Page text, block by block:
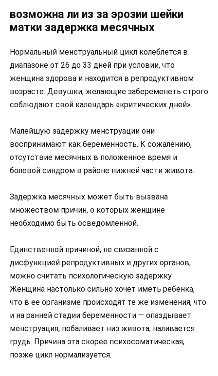
возможна ли из за эрозии шейки
матки задержка месячных
Нормальный менструальный цикл колеблется в
диапазоне от 26 до 33 дней при условии, что
женщина здорова и находится в репродуктивном
возрасте. Девушки, желающие забеременеть строго
соблюдают свой календарь «критических дней».
Малейшую задержку менструации они
воспринимают как беременность. К сожалению,
отсутствие месячных в положенное время и
болевой синдром в районе нижней части живота.
Задержка месячных может быть вызвана
множеством причин, о которых женщине
необходимо быть осведомленной.
Единственной причиной, не связанной с
дисфункцией репродуктивных и других органов,
можно считать психологическую задержку.
Женщина настолько сильно хочет иметь ребенка,
что в ее организме происходят те же изменения, что
и на ранней стадии беременности — опаздывает
менструация, побаливает низ живота, наливается
грудь. Причина эта скорее психосоматическая,
позже цикл нормализуется.